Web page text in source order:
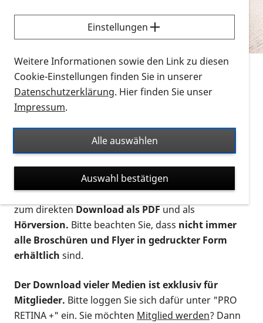
Sie möchten wissen, wie Sie nach Infonmaterial
suchen und dieses bestellen bzw. herunterladen
können? Schauen Sie sich dieErklärvideos zum
Thema Infomaterial auf der PRO RETINA-Website
für blinde und sehbehinderte Menschen an.
Auf dieser Seite finden Sie sämtliches Infomaterial
Ort. Nutzen Sie den Formatfilter, um ausschließlich
nach Flyern und Broschüren, Audios oder Videos zu
suchen. Die meisten Flyer und Broschüren werden in
verschiedenen Formaten angeboten: zur
postalischen Bestellung als gedruckte Variante
zum direktenDownload als PDFund als
Hörversion. Bitte beachten Sie, dass nicht immer
alle Broschüren und Flyer in gedruckter Form
erhältlich sind.
Der Download vieler Medien ist exklusiv für
Mitglieder. Bitte loggen Sie sich dafür unter "PRO
RETINA +" ein. Sie möchten Mitglied werden? Dann
Einstellungen
Weitere Informationen sowie den Link zu diesen
Cookie-Einstellungen finden Sie in unserer
Datenschutzerklärung. Hier finden Sie unser
Impressum.
Alle auswählen
Auswahl bestätigen